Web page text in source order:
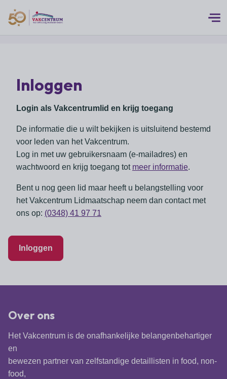
Agenda
Zoeken
MEERwaarde
Duurzaamheid
Franchise
Innovatie
Klanten
Ondernemerschap
Branches
Branches overzicht
Supermarkten
Foodspecialiteitenwinkels
Biologische speciaalzaken
Drogisterijen
Drankenspeciaalzaken
Koken en tafelen
Zoetwarenwinkels
Advies
Advies overzicht
Bedrijfsjuridisch advies
Franchise advies
Verenigingsondersteuning
Fiscaal advies
Tarieven en voorwaarden
Vakcentrum Expertise
Belangenbehartiging
Advies
Kennis & inspiratie
Publicatieoverzicht
Over Vakcentrum
Over Vakcentrum overzicht
Besturen
Partners
Jaarverslag
Inloggen
Login als Vakcentrumlid en krijg toegang
De informatie die u wilt bekijken is uitsluitend bestemd
voor leden van het Vakcentrum.
Log in met uw gebruikersnaam (e-mailadres) en
wachtwoord en krijg toegang tot meer informatie.
Bent u nog geen lid maar heeft u belangstelling voor
het Vakcentrum Lidmaatschap neem dan contact met
ons op: (0348) 41 97 71
Inloggen
Over ons
Het Vakcentrum is de onafhankelijke belangenbehartiger
en
bewezen partner van zelfstandige detaillisten in food, non-
food,